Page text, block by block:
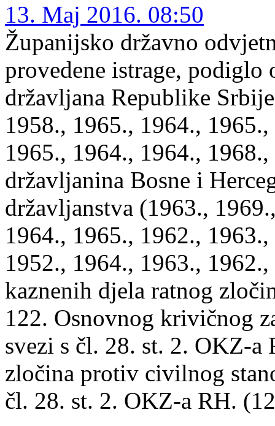
13. Maj 2016. 08:50
Županijsko državno
provedene istrage,
državljana Republike
1958., 1965., 1964.,
1965., 1964., 1964.,
državljanina Bosne i
državljanstva (1963.,
1964., 1965., 1962.,
1952., 1964., 1963.,
kaznenih djela ratnog
122. Osnovnog krivičnog
svezi s čl. 28. st. 2. OKZ-a
zločina protiv civilnog
čl. 28. st. 2. OKZ-a RH.